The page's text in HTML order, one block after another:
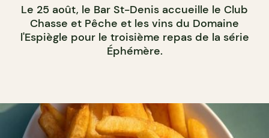
Le 25 août, le Bar St-Denis accueille le Club
Chasse et Pêche et les vins du Domaine
l'Espiègle pour le troisième repas de la série
Éphémère.